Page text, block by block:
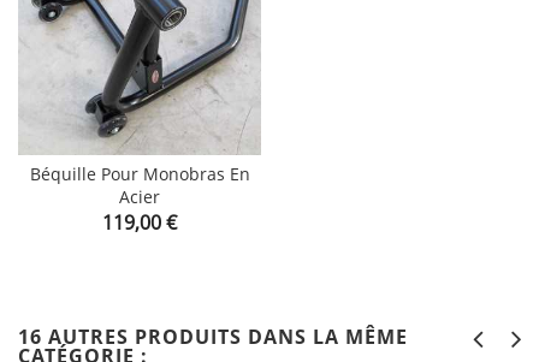
Béquille Pour Monobras En
Acier
Prix
119,00 €
16 AUTRES PRODUITS DANS LA MÊME
CATÉGORIE :